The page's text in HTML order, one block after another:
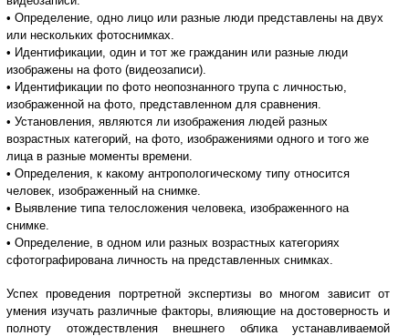
• Определение, одно лицо или разные люди представлены на двух
или нескольких фотоснимках.
• Идентификации, один и тот же гражданин или разные люди
изображены на фото (видеозаписи).
• Идентификации по фото неопознанного трупа с личностью,
изображенной на фото, представленном для сравнения.
• Установления, являются ли изображения людей разных
возрастных категорий, на фото, изображениями одного и того же
лица в разные моменты времени.
• Определения, к какому антропологическому типу относится
человек, изображенный на снимке.
• Выявление типа телосложения человека, изображенного на
снимке.
• Определение, в одном или разных возрастных категориях
сфотографирована личность на представленных снимках.
Успех проведения портретной экспертизы во многом зависит от
умения изучать различные факторы, влияющие на достоверность и
полноту отождествления внешнего облика устанавливаемой